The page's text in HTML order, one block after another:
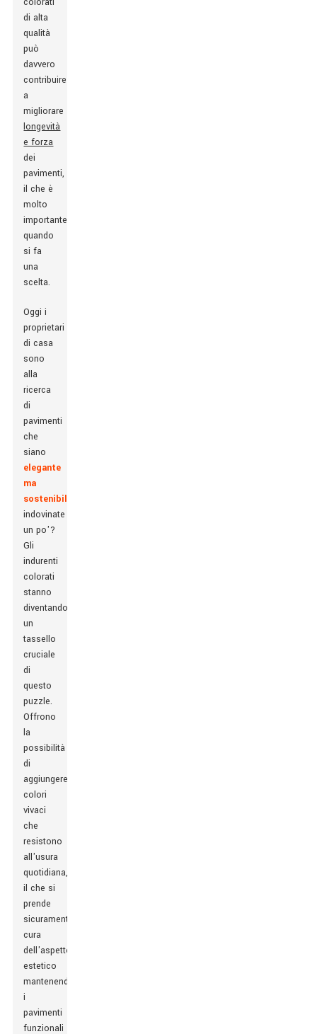
di alta
qualità
può
davvero
contribuire
a
migliorare
longevità
e forza
dei
pavimenti,
il che è
molto
importante
quando
si fa
una
scelta.
Oggi i
proprietari
di casa
sono
alla
ricerca
di
pavimenti
che
siano
elegante
ma
sostenibile
indovinate
un po'?
Gli
indurenti
colorati
stanno
diventando
un
tassello
cruciale
di
questo
puzzle.
Offrono
la
possibilità
di
aggiungere
colori
vivaci
che
resistono
all'usura
quotidiana,
il che si
prende
sicuramente
cura
dell'aspetto
estetico
mantenendo
i
pavimenti
funzionali